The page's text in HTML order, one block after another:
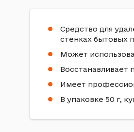
Средство для
стенках бытовых
Может
Восстанавливает
Имеет
В упаковке 50 г,